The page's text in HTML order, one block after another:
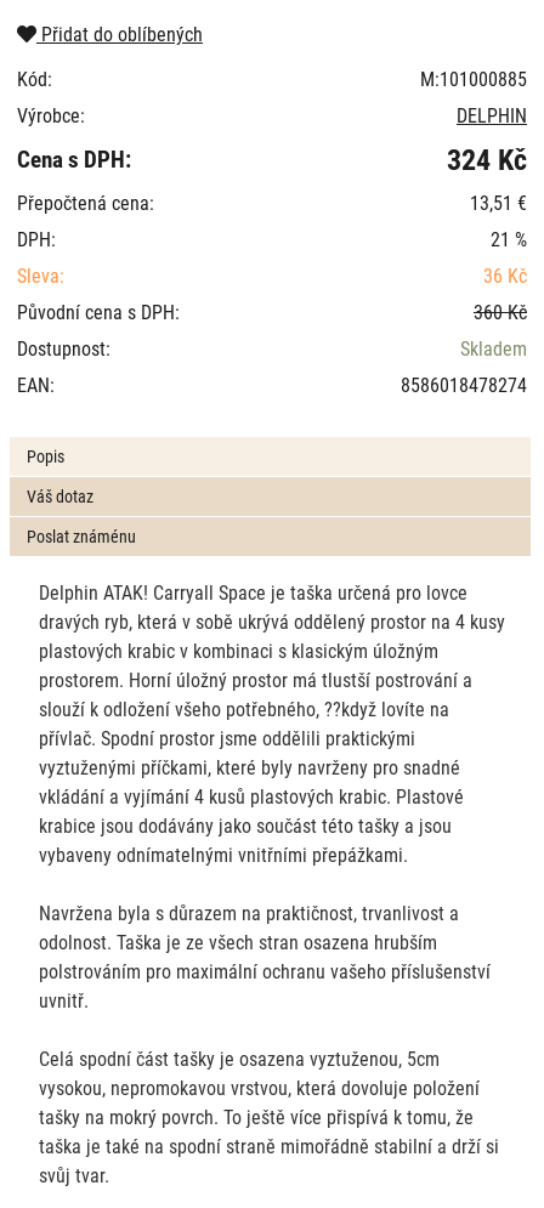
Přidat do oblíbených
Kód:
M:101000885
Výrobce:
DELPHIN
Cena s DPH: 324 Kč
Přepočtená cena:
13,51 €
DPH:
21 %
Sleva:
36 Kč
Původní cena s DPH:
360 Kč
Dostupnost:
Skladem
EAN:
8586018478274
Popis
Váš dotaz
Poslat známénu
Delphin ATAK! Carryall Space je taška určená pro lovce
dravých ryb, která v sobě ukrývá oddělený prostor na 4 kusy
plastových krabic v kombinaci s klasickým úložným
prostorem. Horní úložný prostor má tlustší postrování a
slouží k odložení všeho potřebného, ??když lovíte na
přívlač. Spodní prostor jsme oddělili praktickými
vyztuženými příčkami, které byly navrženy pro snadné
vkládání a vyjímání 4 kusů plastových krabic. Plastové
krabice jsou dodávány jako součást této tašky a jsou
vybaveny odnímatelnými vnitřními přepážkami.
Navržena byla s důrazem na praktičnost, trvanlivost a
odolnost. Taška je ze všech stran osazena hrubším
polstrováním pro maximální ochranu vašeho příslušenství
uvnitř.
Celá spodní část tašky je osazena vyztuženou, 5cm
vysokou, nepromokavou vrstvou, která dovoluje položení
tašky na mokrý povrch. To ještě více přispívá k tomu, že
taška je také na spodní straně mimořádně stabilní a drží si
svůj tvar.